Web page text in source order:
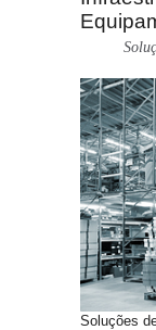
MAIS BUSCADOS
Soluções